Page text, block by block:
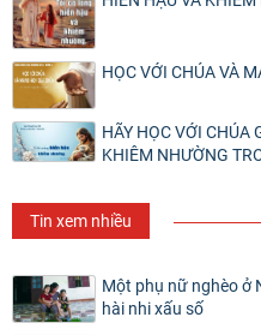
HỌC VỚI CHÚA VÀ
HÃY HỌC VỚI CHÚA
KHIÊM NHƯỜNG
Tin xem nhiều
Một phụ nữ nghèo ở
hài nhi xấu số